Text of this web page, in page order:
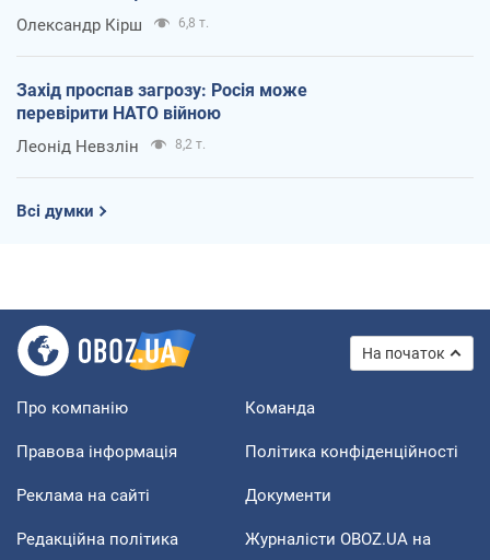
Олександр Кірш 6,8 т.
Захід проспав загрозу: Росія може
перевірити НАТО війною
Леонід Невзлін 8,2 т.
Всі думки
На початок
Про компанію Команда
Правова інформація Політика конфіденційності
Реклама на сайті Документи
Редакційна політика
Журналісти OBOZ.UA на